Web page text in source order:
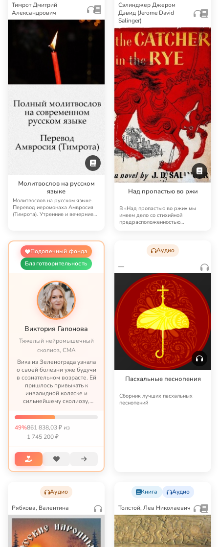
Тимрот Дмитрий
Александрович
Молитвослов на русском
языке
Молитвослов на русском языке.
Перевод иеромонаха Амвросия
(Тимрота). Утренние и вечерние
Сэлинджер Джером
Дэвид (Jerome David
Salinger)
Над пропастью во ржи
В «Над пропастью во ржи» мы
имеем дело со стихийной
предрасположенностью
Подопечный фонда
Благотворительность
Виктория Гапонова
Тяжелый нейромышечный
сколиоз, СМА
Вика из Зеленограда узнала
о своей болезни уже будучи
в сознательном возрасте. Ей
пришлось привыкать к
инвалидной коляске и
сильнейшему сколиозу,
постоянным болям и
растущей беспомощности.
Этот процесс невозможно
обратить вспять, но можно
остановить,...
49%861 838,03 ₽ из
1 745 200 ₽
Аудио
—
Пасхальные песнопения
Сборник лучших пасхальных
песнопений
Аудио
Рябкова, Валентина
Книга Аудио
Толстой, Лев Николаевич